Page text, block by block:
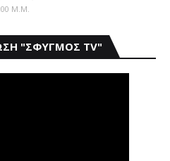
Μ.μ.
"ΣΦΥΓΜΟΣ TV"